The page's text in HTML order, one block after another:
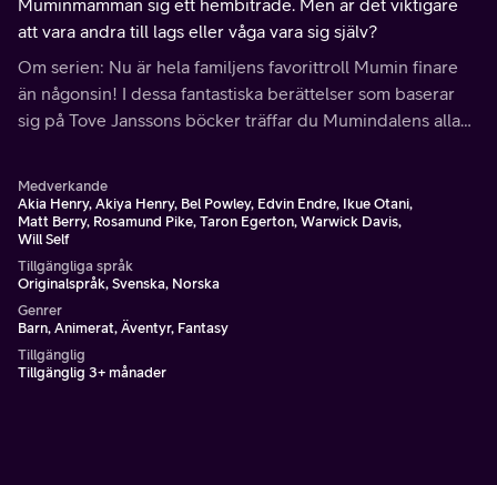
Muminmamman sig ett hembiträde. Men är det viktigare
att vara andra till lags eller våga vara sig själv?
Om serien: Nu är hela familjens favorittroll Mumin finare
än någonsin! I dessa fantastiska berättelser som baserar
sig på Tove Janssons böcker träffar du Mumindalens alla
Medverkande
Akia Henry, Akiya Henry, Bel Powley, Edvin Endre, Ikue Otani,
Matt Berry, Rosamund Pike, Taron Egerton, Warwick Davis,
Will Self
Tillgängliga språk
Originalspråk, Svenska, Norska
Genrer
Barn, Animerat, Äventyr, Fantasy
Tillgänglig
Tillgänglig 3+ månader